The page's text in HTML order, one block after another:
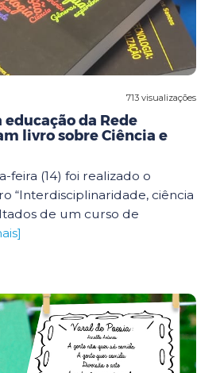
713 visualizações
da Rede
livro sobre Ciência e
feira (14) foi realizado o
“Interdisciplinaridade, ciência
de um curso de